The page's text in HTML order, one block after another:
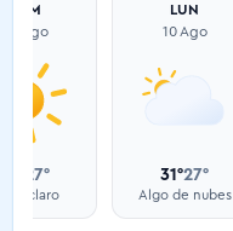
DOM
09 Ago
27°
claro
LUN
10 Ago
31°27°
Algo de nubes